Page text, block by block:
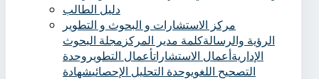
دليل الطالب
مركز الاستشارات و البحوث و التطوير
الرؤية والرسالةكلمة مدير المركز مجلة البحوث
الإداريةأعمال الاستشاراتأعمال التطوير وحدة
التصحيح اللغويوحدة التحليل الإحصائيشهادة